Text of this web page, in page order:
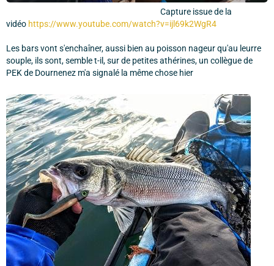
Capture issue de la
vidéo https://www.youtube.com/watch?v=ijl69k2WgR4
Les bars vont s'enchaîner, aussi bien au poisson nageur qu'au leurre
souple, ils sont, semble t-il, sur de petites athérines, un collègue de
PEK de Dournenez m'a signalé la même chose hier